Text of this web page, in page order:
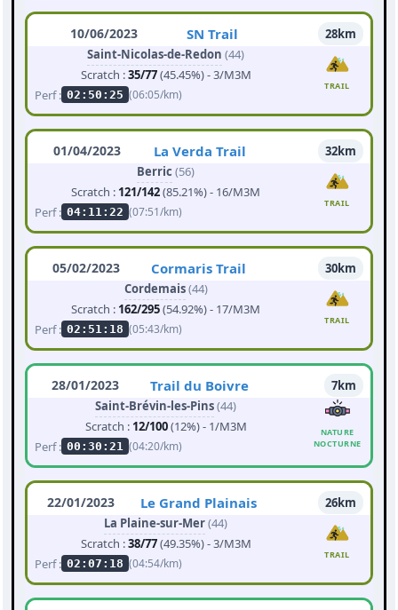
10/06/2023 SN Trail
28km
Saint-Nicolas-de-Redon (44)
Scratch :35/77(45.45%) - 3/M3M
Perf : 02:50:25 (06:05/km)
TRAIL
01/04/2023 La Verda Trail
32km
Berric (56)
Scratch : 121/142(85.21%) - 16/M3M
Perf : 04:11:22 (07:51/km)
TRAIL
05/02/2023 Cormaris Trail
30km
Cordemais(44)
Scratch : 162/295(54.92%) - 17/M3M
Perf : 02:51:18 (05:43/km)
TRAIL
28/01/2023 Trail du Boivre
7km
Saint-Brévin-les-Pins(44)
Scratch : 12/100(12%) - 1/M3M
Perf : 00:30:21 (04:20/km)
NATURE
NOCTURNE
22/01/2023 Le Grand Plainais
26km
La Plaine-sur-Mer(44)
Scratch :38/77(49.35%) - 3/M3M
Perf : 02:07:18 (04:54/km)
TRAIL